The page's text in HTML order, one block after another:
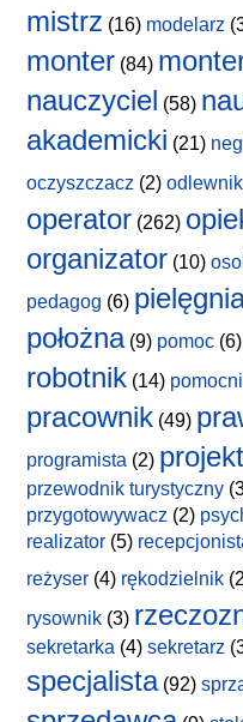
mistrz (16) modelarz
monter (84)
nauczyciel (58)
akademicki (21)
oczyszczacz (2) odlewnik
operator (262)
organizator (10)
pedagog (6)
położna(9) pomoc (6)
robotnik (14)
pracownik (49)
programista (2)
przewodnik turystyczny
przygotowywacz (2)
realizator (5)
reżyser (4) rękodzielnik
rysownik (3)
sekretarka (4) sekretarz
specjalista(92)